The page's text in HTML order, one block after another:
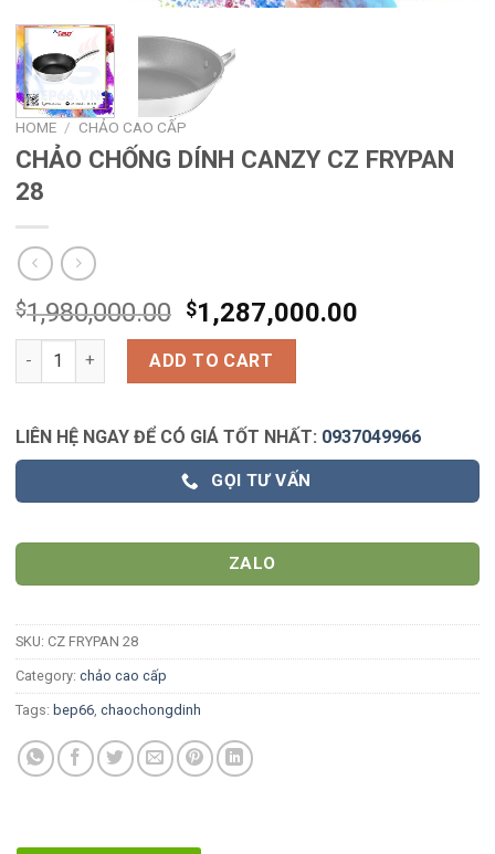
HOME / CHẢO CAO CẤP
CHẢO CHỐNG DÍNH CANZY CZ FRYPAN
28
$1,980,000.00 $1,287,000.00
CHẢO CHỐNG DÍNH CANZY CZ FRYPAN 28 quantity
ADD TO CART
LIÊN HỆ NGAY ĐỂ CÓ GIÁ TỐT NHẤT: 0937049966
GỌI TƯ VẤN
ZALO
SKU: CZ FRYPAN 28
Category: chảo cao cấp
Tags: bep66 chaochongdinh